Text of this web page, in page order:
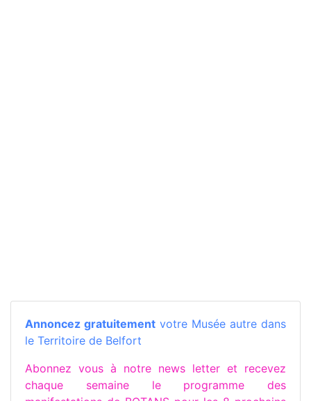
Annoncez gratuitement votre Musée autre dans
le Territoire de Belfort
Abonnez vous à notre news letter et recevez
chaque semaine le programme des